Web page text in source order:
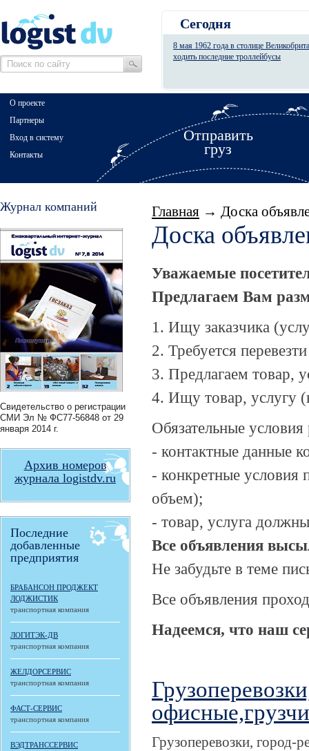
Сегодня
8 мая 1962 года в столице
ходить последние троллейбусы
Отправить
груз
О проекте
Партнеры
Вход в систему
Контакты
Журнал компаний
Свидетельство о регистрации
СМИ Эл № ФС77-56848 от 29
января 2014 г.
Архив номеров
журнала logistdv.ru
Последние
добавленные
предприятия
БРАБАНСОН ПРОДЖЕКТ
ЛОДЖИСТИК
транспортная компания
ЛОГИТЭК-ДВ
транспортная компания
ЖЕЛДОРСЕРВИС
транспортная компания
ФАСТ-СЕРВИС
транспортная компания
ВЭДТРАНССЕРВИС
Главная → Доска
Доска
Уважаемые
Предлагаем Вам
1. Ищу заказчика
2. Требуется
3. Предлагаем товар,
4. Ищу товар, услугу
Обязательные
- контактные данные
- конкретные условия
объем);
- товар, услуга
Все объявления
Не забудьте в теме
Все объявления
Надеемся, что наш
Грузоперевозки, город-